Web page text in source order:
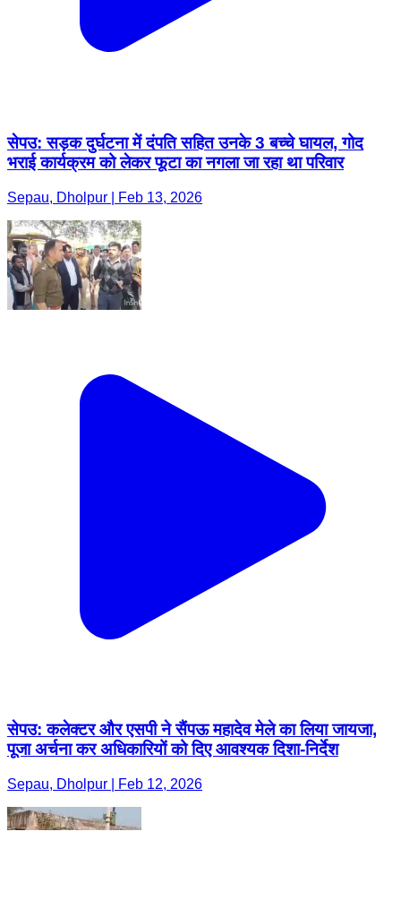
सेपउ: सड़क दुर्घटना में दंपति सहित उनके 3 बच्चे घायल, गोद
भराई कार्यक्रम को लेकर फूटा का नगला जा रहा था परिवार
Sepau, Dholpur | Feb 13, 2026
सेपउ: कलेक्टर और एसपी ने सैंपऊ महादेव मेले का लिया जायजा,
पूजा अर्चना कर अधिकारियों को दिए आवश्यक दिशा-निर्देश
Sepau, Dholpur | Feb 12, 2026